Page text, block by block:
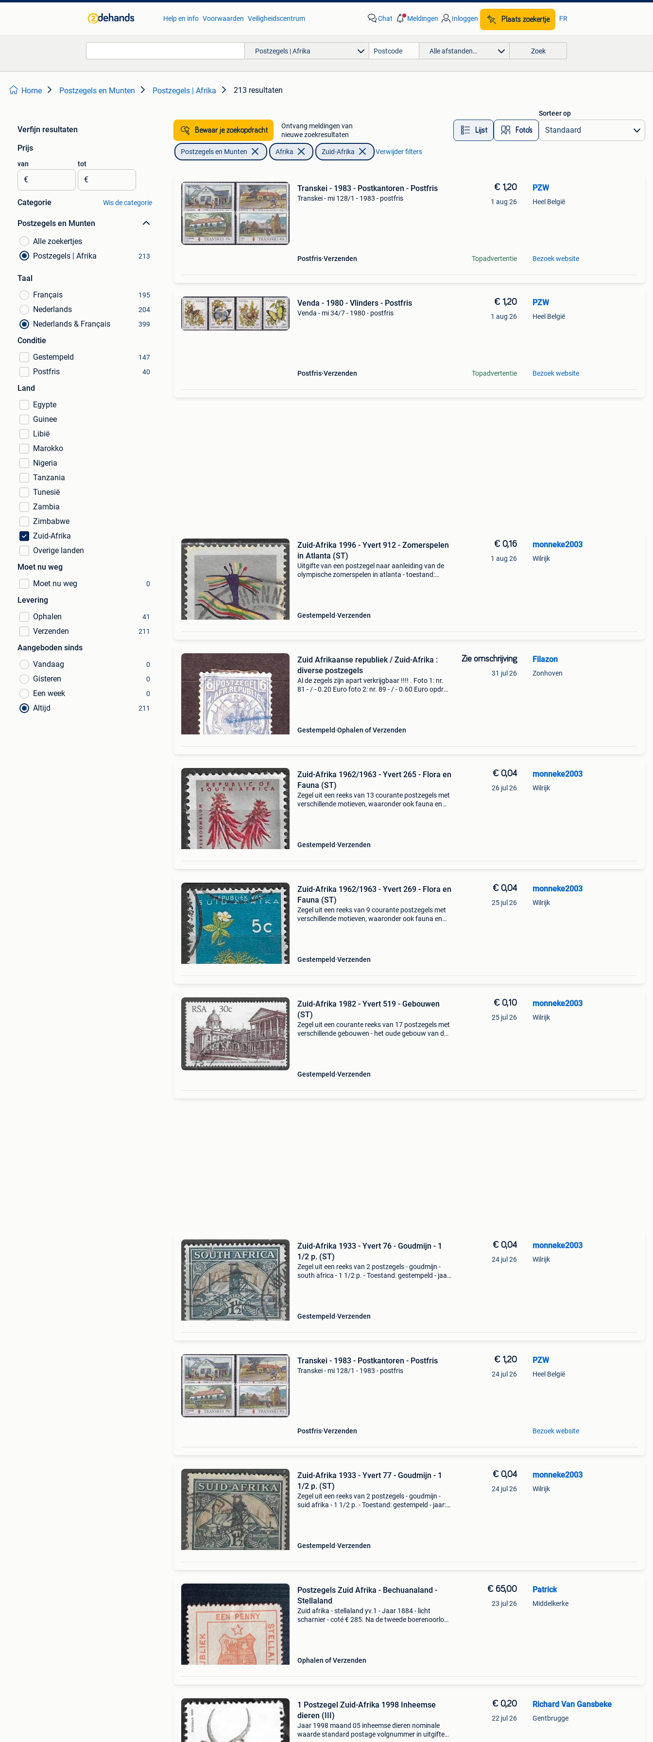
Help en info Voorwaarden Veiligheidscentrum Chat Meldingen Inloggen Plaats zoekertje FR
Postzegels | Afrika Alle afstanden… Zoek
Home Postzegels en Munten Postzegels | Afrika 213 resultaten
Verfijn resultaten
Prijs
van
€
tot
€
Categorie Wis de categorie
Postzegels en Munten
Alle zoekertjes
Postzegels | Afrika
213
Taal
Français
195
Nederlands 204
Nederlands & Français 399
Conditie
Gestempeld
147
Postfris 40
Land
Egypte
Guinee
Libië
Marokko
Nigeria
Tanzania
Tunesië
Zambia
Zimbabwe
Zuid-Afrika
Overige landen
Moet nu weg
Moet nu weg
0
Levering
Ophalen
41
Verzenden 211
Aangeboden sinds
Vandaag
0
Gisteren 0
Een week 0
Altijd 211
Bewaar je zoekopdracht
Ontvang meldingen van
nieuwe zoekresultaten
Lijst Foto’s
Sorteer op
Postzegels en Munten Afrika Zuid-Afrika Verwijder filters
Transkei - 1983 - Postkantoren - Postfris
Transkei - mi 128/1 - 1983 - postfris
Postfris Verzenden
€ 1,20
1 aug 26
Topadvertentie
PZW
Heel België
Bezoek website
Venda - 1980 - Vlinders - Postfris
Venda - mi 34/7 - 1980 - postfris
Postfris Verzenden
€ 1,20
1 aug 26
Topadvertentie
PZW
Heel België
Bezoek website
Zuid-Afrika 1996 - Yvert 912 - Zomerspelen
in Atlanta (ST)
Uitgifte van een postzegel naar aanleiding van de
olympische zomerspelen in atlanta - toestand:
Gestempeld Verzenden
€ 0,16
1 aug 26
monneke2003
Wilrijk
Zuid Afrikaanse republiek / Zuid-Afrika :
diverse postzegels
Al de zegels zijn apart verkrijgbaar !!!! . Foto 1: nr.
81 - / - 0.20 Euro foto 2: nr. 89 - / - 0.60 Euro opdruk
Gestempeld Ophalen of Verzenden
Zie omschrijving
31 jul 26
Filazon
Zonhoven
Zuid-Afrika 1962/1963 - Yvert 265 - Flora en
Fauna (ST)
Zegel uit een reeks van 13 courante postzegels met
verschillende motieven, waaronder ook fauna en
Gestempeld Verzenden
€ 0,04
26 jul 26
monneke2003
Wilrijk
Zuid-Afrika 1962/1963 - Yvert 269 - Flora en
Fauna (ST)
Zegel uit een reeks van 9 courante postzegels met
verschillende motieven, waaronder ook fauna en
Gestempeld Verzenden
€ 0,04
25 jul 26
monneke2003
Wilrijk
Zuid-Afrika 1982 - Yvert 519 - Gebouwen
(ST)
Zegel uit een courante reeks van 17 postzegels met
verschillende gebouwen - het oude gebouw van de
Gestempeld Verzenden
€ 0,10
25 jul 26
monneke2003
Wilrijk
Zuid-Afrika 1933 - Yvert 76 - Goudmijn - 1
1/2 p. (ST)
Zegel uit een reeks van 2 postzegels - goudmijn -
south africa - 1 1/2 p. - Toestand: gestempeld - jaar:
Gestempeld Verzenden
€ 0,04
24 jul 26
monneke2003
Wilrijk
Transkei - 1983 - Postkantoren - Postfris
Transkei - mi 128/1 - 1983 - postfris
Postfris Verzenden
€ 1,20
24 jul 26
PZW
Heel België
Bezoek website
Zuid-Afrika 1933 - Yvert 77 - Goudmijn - 1
1/2 p. (ST)
Zegel uit een reeks van 2 postzegels - goudmijn -
suid afrika - 1 1/2 p. - Toestand: gestempeld - jaar:
Gestempeld Verzenden
€ 0,04
24 jul 26
monneke2003
Wilrijk
Postzegels Zuid Afrika - Bechuanaland -
Stellaland
Zuid afrika - stellaland yv.1 - Jaar 1884 - licht
scharnier - coté € 285. Na de tweede boerenoorlog
Ophalen of Verzenden
€ 65,00
23 jul 26
Patrick
Middelkerke
1 Postzegel Zuid-Afrika 1998 Inheemse
dieren (III)
Jaar 1998 maand 05 inheemse dieren nominale
waarde standard postage volgnummer in uitgifte
€ 0,20
22 jul 26
Richard Van Gansbeke
Gentbrugge